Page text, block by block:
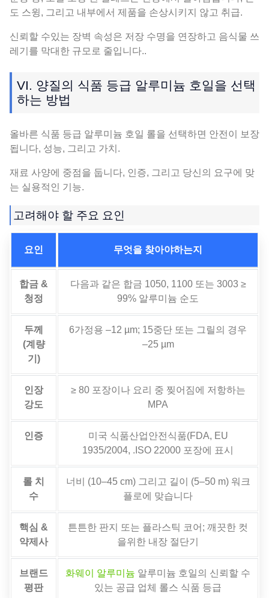
도 스윙, 그리고 내부에서 제품을 손상시키지 않고 취급.
신뢰할 수있는 장벽 속성은 저장 수명을 연장하고 음식물 쓰
레기를 막대한 규모로 줄입니다..
VI. 양질의 식품 등급 알루미늄 호일을 선택
하는 방법
올바른 식품 등급 알루미늄 호일 롤을 선택하면 안전이 보장
됩니다, 성능, 그리고 가치.
재료 사양에 중점을 둡니다, 인증, 그리고 당신의 요구에 맞
는 실용적인 기능.
고려해야 할 주요 요인
요인 무엇을 찾아야하는지
합금 &
청정
다음과 같은 합금 1050, 1100 또는 3003 ≥
99% 알루미늄 순도
두께
(계량
기)
6가정용 –12 µm; 15중단 또는 그릴의 경우
–25 µm
인장
강도
≥ 80 포장이나 요리 중 찢어짐에 저항하는
MPA
인증
미국 식품산업안전식품(FDA, EU
1935/2004, .ISO 22000 포장에 표시
롤 치
수
너비 (10–45 cm) 그리고 길이 (5–50 m) 워크
플로에 맞습니다
핵심 &
약제사
튼튼한 판지 또는 플라스틱 코어; 깨끗한 컷
을위한 내장 절단기
브랜드
평판
화웨이 알루미늄 알루미늄 호일의 신뢰할 수
있는 공급 업체 롤스 식품 등급